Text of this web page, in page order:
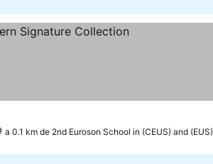
a 0.1 km de 2nd Euroson School in (CEUS) and (EUS)